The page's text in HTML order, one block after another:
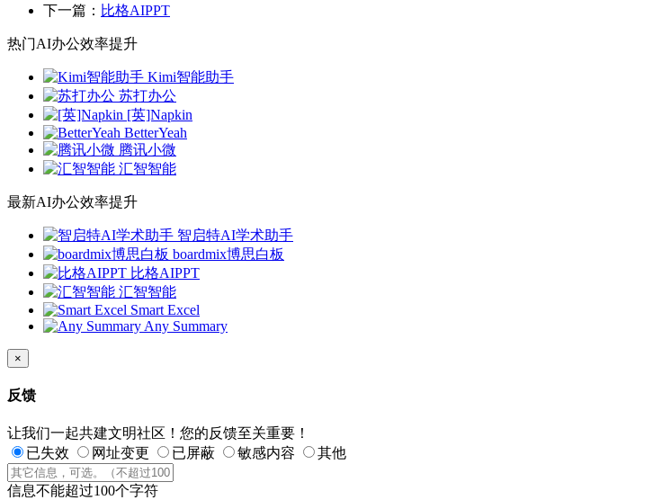
下一篇： 比格AIPPT
热门AI办公效率提升
Kimi智能助手
苏打办公
[英]Napkin
BetterYeah
腾讯小微
汇智智能
最新AI办公效率提升
智启特AI学术助手
boardmix博思白板
比格AIPPT
汇智智能
Smart Excel
Any Summary
×
反馈
让我们一起共建文明社区！您的反馈至关重要！
已失效
网址变更 已屏蔽 敏感内容 其他
信息不能超过100个字符